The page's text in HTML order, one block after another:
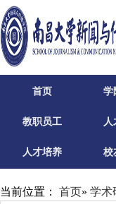
首页 学
教职员工 人
人才培养 校
当前位置： 首页» 学术